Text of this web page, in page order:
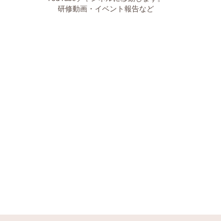
研修動画・イベント報告など